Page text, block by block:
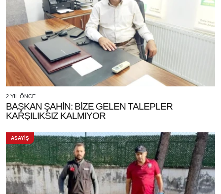
2 YIL ÖNCE
BAŞKAN ŞAHİN: BİZE GELEN TALEPLER
KARŞILIKSIZ KALMIYOR
ASAYİŞ